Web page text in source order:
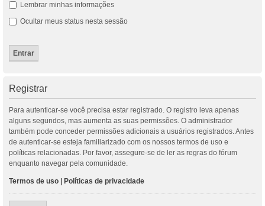
Lembrar minhas informações
Ocultar meus status nesta sessão
Registrar
Para autenticar-se você precisa estar registrado. O registro leva apenas
alguns segundos, mas aumenta as suas permissões. O administrador
também pode conceder permissões adicionais a usuários registrados. Antes
de autenticar-se esteja familiarizado com os nossos termos de uso e
políticas relacionadas. Por favor, assegure-se de ler as regras do fórum
enquanto navegar pela comunidade.
Termos de uso Políticas de privacidade